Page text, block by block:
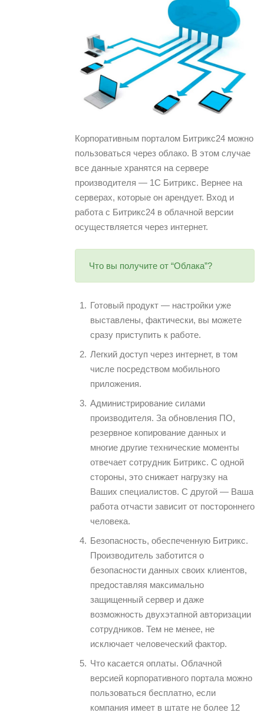
Корпоративным порталом Битрикс24 можно
пользоваться через облако. В этом случае
все данные хранятся на сервере
производителя — 1С Битрикс. Вернее на
серверах, которые он арендует. Вход и
работа с Битрикс24 в облачной версии
осуществляется через интернет.
Что вы получите от “Облака”?
Готовый продукт — настройки уже
выставлены, фактически, вы можете
сразу приступить к работе.
Легкий доступ через интернет, в том
числе посредством мобильного
приложения.
Администрирование силами
производителя. За обновления ПО,
резервное копирование данных и
многие другие технические моменты
отвечает сотрудник Битрикс. С одной
стороны, это снижает нагрузку на
Ваших специалистов. С другой — Ваша
работа отчасти зависит от постороннего
человека.
Безопасность, обеспеченную Битрикс.
Производитель заботится о
безопасности данных своих клиентов,
предоставляя максимально
защищенный сервер и даже
возможность двухэтапной авторизации
сотрудников. Тем не менее, не
исключает человеческий фактор.
Что касается оплаты. Облачной
версией корпоративного портала можно
пользоваться бесплатно, если
компания имеет в штате не более 12